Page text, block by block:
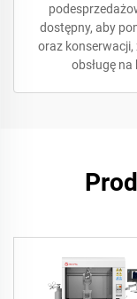
dostępny, aby
oraz
obsługę